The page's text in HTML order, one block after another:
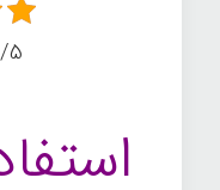
5/5 -